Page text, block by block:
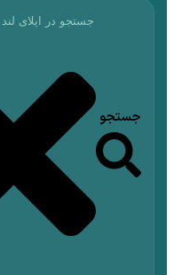
جستجو